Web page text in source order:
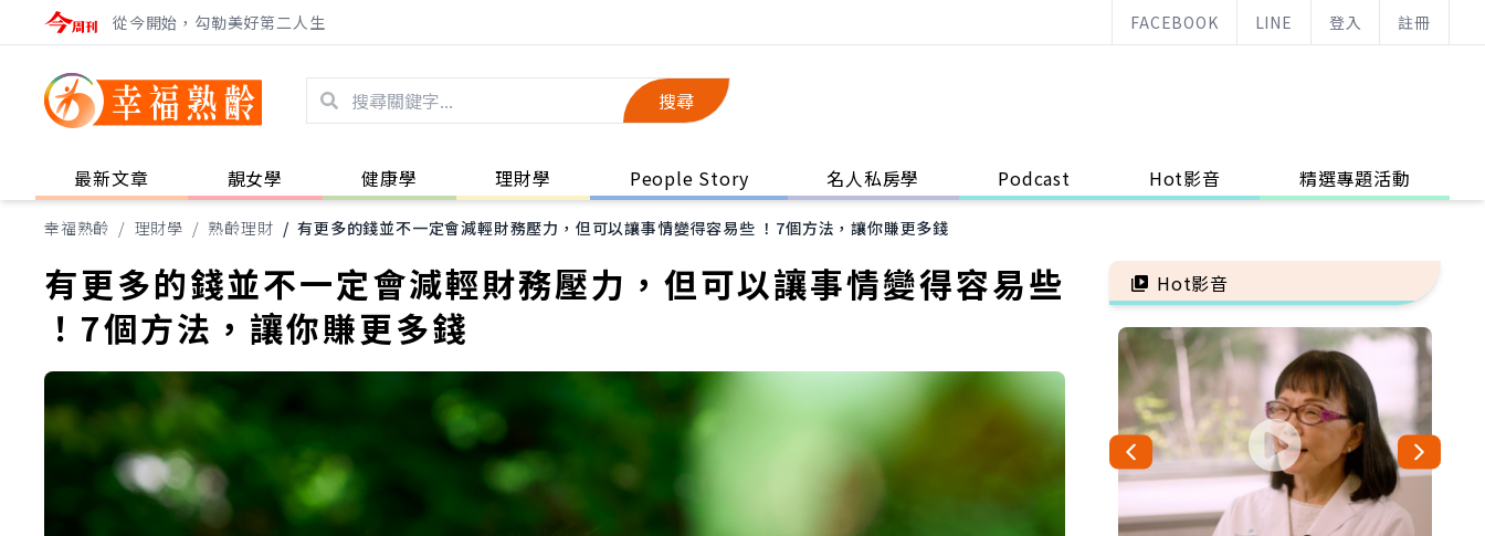
從今開始，勾勒美好第二人生 FACEBOOK LINE 登入 註冊
搜尋
最新文章 靚女學 健康學 理財學 People Story 名人私房學 Podcast Hot影音 精選專題活動
幸福熟齡 / 理財學 / 熟齡理財 / 有更多的錢並不一定會減輕財務壓力，但可以讓事情變得容易些 ！7個方法，讓你賺更多錢
有更多的錢並不一定會減輕財務壓力，但可以讓事情變得容易些
！7個方法，讓你賺更多錢
Hot影音